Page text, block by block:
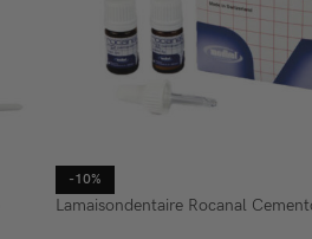
-10%
Lamaisondentaire Rocanal